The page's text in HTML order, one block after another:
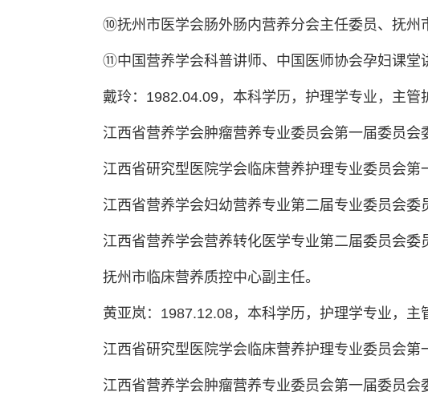
⑩抚州市医学会肠外肠内营养分会主任委员、抚州
⑪中国营养学会科普讲师、中国医师协会孕妇课堂
戴玲：1982.04.09，本科学历，护理学专业，主管
江西省营养学会肿瘤营养专业委员会第一届委员会
江西省研究型医院学会临床营养护理专业委员会第
江西省营养学会妇幼营养专业第二届专业委员会委
江西省营养学会营养转化医学专业第二届委员会委
抚州市临床营养质控中心副主任。
黄亚岚：1987.12.08，本科学历，护理学专业，
江西省研究型医院学会临床营养护理专业委员会第
江西省营养学会肿瘤营养专业委员会第一届委员会